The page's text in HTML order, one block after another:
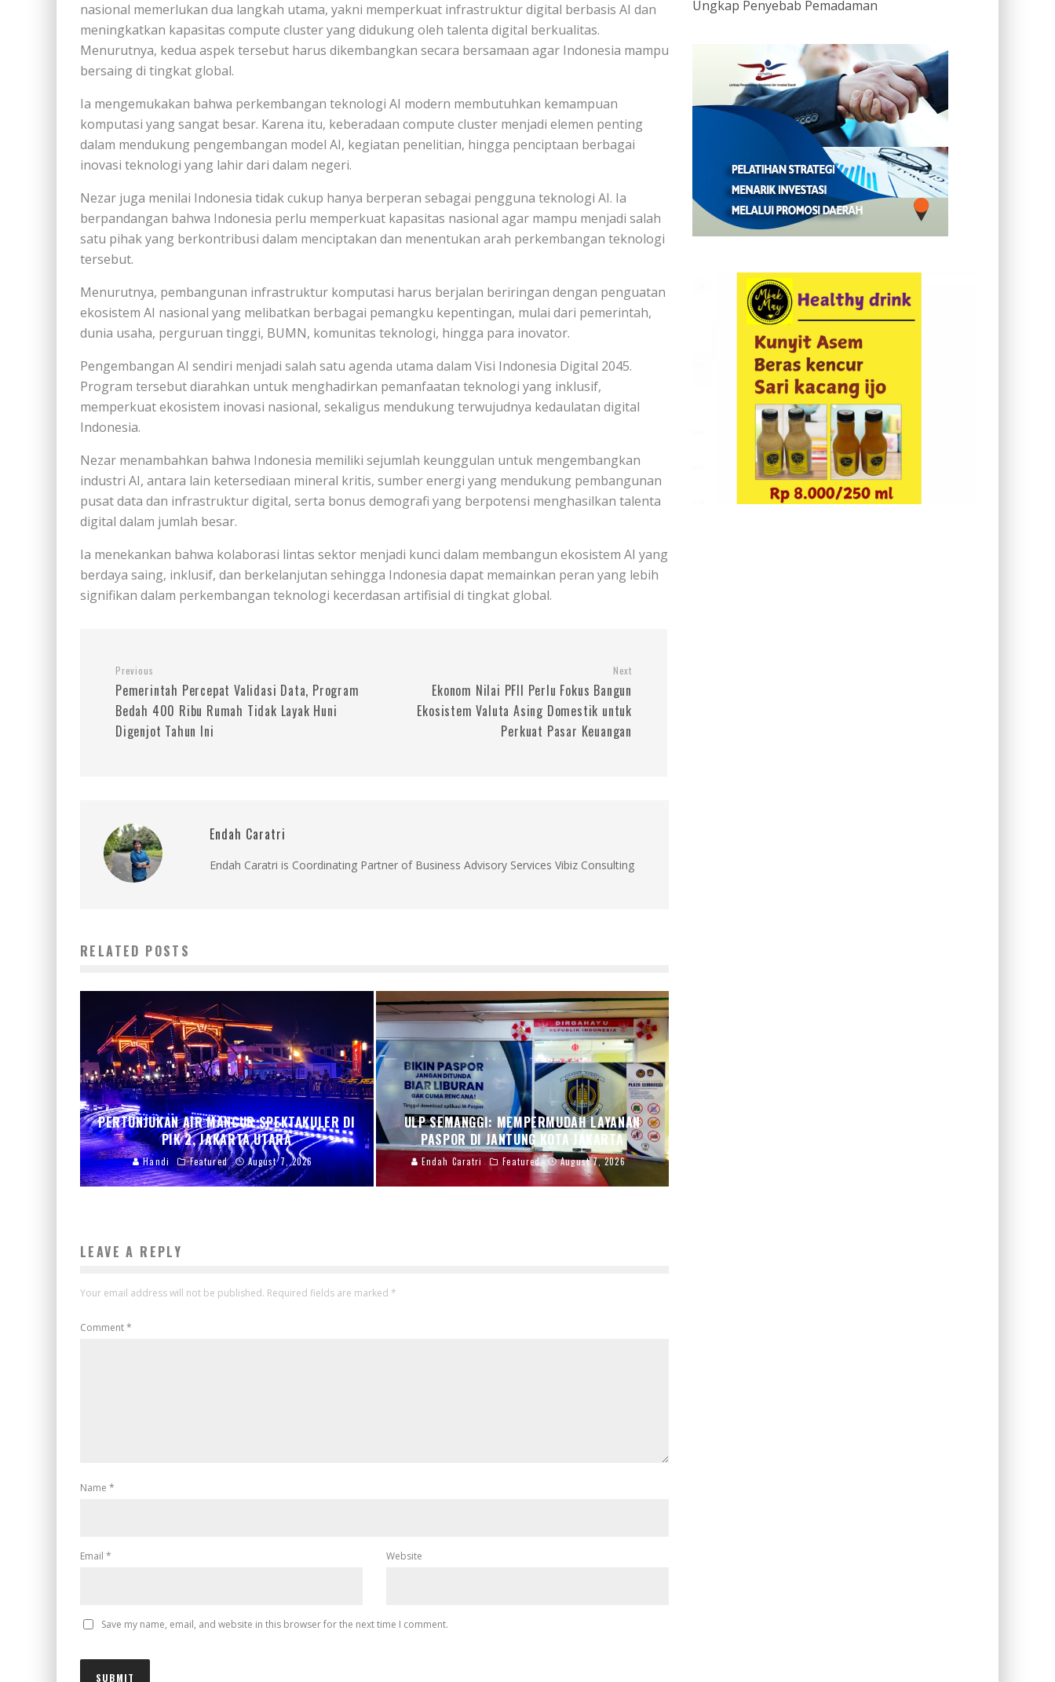
nasional memerlukan dua langkah utama, yakni memperkuat infrastruktur digital berbasis AI dan
meningkatkan kapasitas compute cluster yang didukung oleh talenta digital berkualitas.
Menurutnya, kedua aspek tersebut harus dikembangkan secara bersamaan agar Indonesia mampu
bersaing di tingkat global.
Ia mengemukakan bahwa perkembangan teknologi AI modern membutuhkan kemampuan
komputasi yang sangat besar. Karena itu, keberadaan compute cluster menjadi elemen penting
dalam mendukung pengembangan model AI, kegiatan penelitian, hingga penciptaan berbagai
inovasi teknologi yang lahir dari dalam negeri.
Nezar juga menilai Indonesia tidak cukup hanya berperan sebagai pengguna teknologi AI. Ia
berpandangan bahwa Indonesia perlu memperkuat kapasitas nasional agar mampu menjadi salah
satu pihak yang berkontribusi dalam menciptakan dan menentukan arah perkembangan teknologi
tersebut.
Menurutnya, pembangunan infrastruktur komputasi harus berjalan beriringan dengan penguatan
ekosistem AI nasional yang melibatkan berbagai pemangku kepentingan, mulai dari pemerintah,
dunia usaha, perguruan tinggi, BUMN, komunitas teknologi, hingga para inovator.
Pengembangan AI sendiri menjadi salah satu agenda utama dalam Visi Indonesia Digital 2045.
Program tersebut diarahkan untuk menghadirkan pemanfaatan teknologi yang inklusif,
memperkuat ekosistem inovasi nasional, sekaligus mendukung terwujudnya kedaulatan digital
Indonesia.
Nezar menambahkan bahwa Indonesia memiliki sejumlah keunggulan untuk mengembangkan
industri AI, antara lain ketersediaan mineral kritis, sumber energi yang mendukung pembangunan
pusat data dan infrastruktur digital, serta bonus demografi yang berpotensi menghasilkan talenta
digital dalam jumlah besar.
Ia menekankan bahwa kolaborasi lintas sektor menjadi kunci dalam membangun ekosistem AI yang
berdaya saing, inklusif, dan berkelanjutan sehingga Indonesia dapat memainkan peran yang lebih
signifikan dalam perkembangan teknologi kecerdasan artifisial di tingkat global.
Previous
Pemerintah Percepat Validasi Data, Program
Bedah 400 Ribu Rumah Tidak Layak Huni
Digenjot Tahun Ini
Next
Ekonom Nilai PFII Perlu Fokus Bangun
Ekosistem Valuta Asing Domestik untuk
Perkuat Pasar Keuangan
Endah Caratri
Endah Caratri is Coordinating Partner of Business Advisory Services Vibiz Consulting
RELATED POSTS
PERTUNJUKAN AIR MANCUR SPEKTAKULER DI
PIK 2, JAKARTA UTARA
Handi Featured August 7, 2026
ULP SEMANGGI: MEMPERMUDAH LAYANAN
PASPOR DI JANTUNG KOTA JAKARTA
Endah Caratri Featured August 7, 2026
LEAVE A REPLY
Your email address will not be published. Required fields are marked *
Comment*
Name *
Email * Website
Save my name, email, and website in this browser for the next time I comment.
Ungkap Penyebab Pemadaman